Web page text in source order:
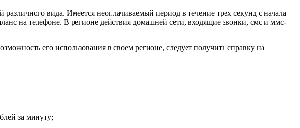
вида. Имеется неоплачиваемый период в течение трех секунд с начала
на телефоне. В регионе действия домашней сети, входящие звонки, смс и ммс-
его использования в своем регионе, следует получить справку на
за минуту;